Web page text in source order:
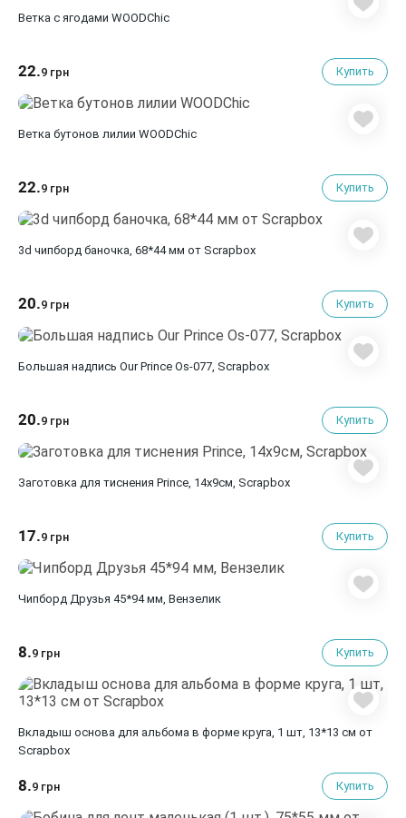
Ветка с ягодами WOODChic
22.9 грн Купить
Ветка бутонов лилии WOODChic
22.9 грн Купить
3d чипборд баночка, 68*44 мм от Scrapbox
20.9 грн Купить
Большая надпись Our Prince Os-077, Scrapbox
20.9 грн Купить
Заготовка для тиснения Prince, 14х9см, Scrapbox
17.9 грн Купить
Чипборд Друзья 45*94 мм, Вензелик
8.9 грн Купить
Вкладыш основа для альбома в форме круга, 1 шт, 13*13 см от
Scrapbox
8.9 грн Купить